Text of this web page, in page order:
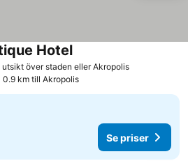
utsikt över staden eller Akropolis
Hotel
0.9 km till Akropolis
Se priser